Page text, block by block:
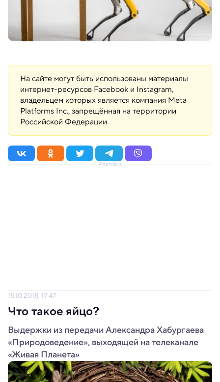
На сайте могут быть использованы материалы
интернет-ресурсов Facebook и Instagram,
владельцем которых является компания Meta
Platforms Inc., запрещённая на территории
Российской Федерации
Реклама
15.10.2018, 17:47
Что такое яйцо?
Выдержки из передачи Александра Хабургаева
«Природоведение», выходящей на телеканале
«Живая Планета»